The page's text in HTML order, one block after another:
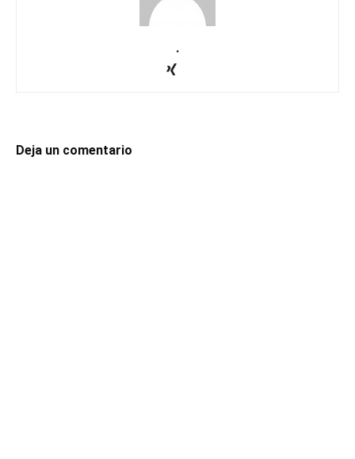
.
Deja un comentario